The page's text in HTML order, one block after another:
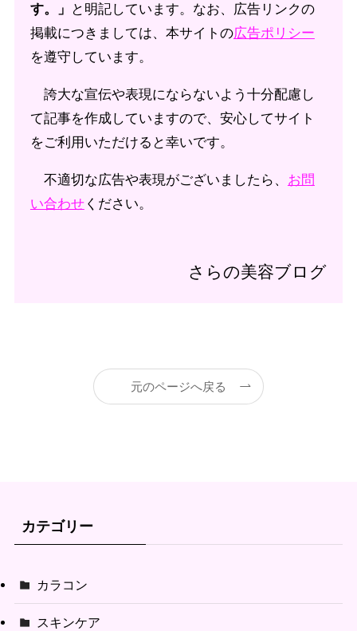
す。」
と明記しています。なお、広告リンクの
掲載につきましては、本サイトの広告ポリシー
を遵守しています。
誇大な宣伝や表現にならないよう十分配慮し
て記事を作成していますので、安心してサイト
をご利用いただけると幸いです。
不適切な広告や表現がございましたら、 お問
い合わせください。
さらの美容ブログ
元のページへ戻る
カテゴリー
カラコン
スキンケア